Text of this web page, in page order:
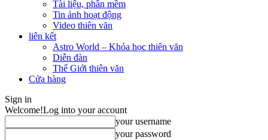
Tài liệu, phần mềm
Tin ảnh hoạt động
Video thiên văn
liên kết
Astro World – Khóa học thiên văn
Diễn đàn
Thế Giới thiên văn
Cửa hàng
Sign in
Welcome!Log into your account
your username
your password